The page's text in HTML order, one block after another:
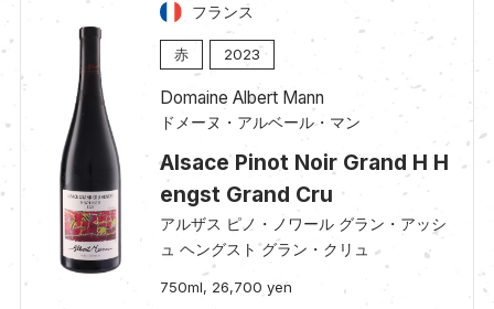
フランス
赤 2023
Domaine Albert Mann
ドメーヌ・アルベール・マン
Alsace Pinot Noir Grand H H
engst Grand Cru
アルザス ピノ・ノワール グラン・アッシ
ュ ヘングスト グラン・クリュ
750ml, 26,700 yen